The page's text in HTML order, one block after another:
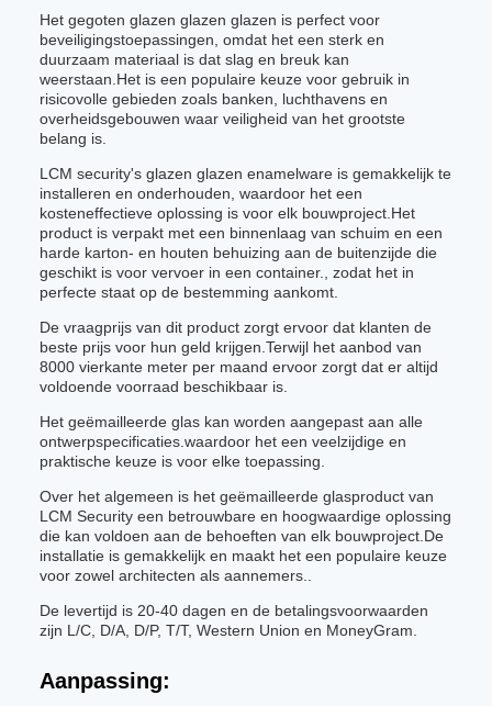
Het gegoten glazen glazen glazen is perfect voor
beveiligingstoepassingen, omdat het een sterk en
duurzaam materiaal is dat slag en breuk kan
weerstaan.Het is een populaire keuze voor gebruik in
risicovolle gebieden zoals banken, luchthavens en
overheidsgebouwen waar veiligheid van het grootste
belang is.
LCM security's glazen glazen enamelware is gemakkelijk te
installeren en onderhouden, waardoor het een
kosteneffectieve oplossing is voor elk bouwproject.Het
product is verpakt met een binnenlaag van schuim en een
harde karton- en houten behuizing aan de buitenzijde die
geschikt is voor vervoer in een container., zodat het in
perfecte staat op de bestemming aankomt.
De vraagprijs van dit product zorgt ervoor dat klanten de
beste prijs voor hun geld krijgen.Terwijl het aanbod van
8000 vierkante meter per maand ervoor zorgt dat er altijd
voldoende voorraad beschikbaar is.
Het geëmailleerde glas kan worden aangepast aan alle
ontwerpspecificaties.waardoor het een veelzijdige en
praktische keuze is voor elke toepassing.
Over het algemeen is het geëmailleerde glasproduct van
LCM Security een betrouwbare en hoogwaardige oplossing
die kan voldoen aan de behoeften van elk bouwproject.De
installatie is gemakkelijk en maakt het een populaire keuze
voor zowel architecten als aannemers..
De levertijd is 20-40 dagen en de betalingsvoorwaarden
zijn L/C, D/A, D/P, T/T, Western Union en MoneyGram.
Aanpassing: